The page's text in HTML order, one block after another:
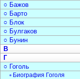
○ Бажов
○ Барто
○ Блок
○ Булгаков
○ Бунин
В
Г
○ Гоголь
▫ Биография Гоголя